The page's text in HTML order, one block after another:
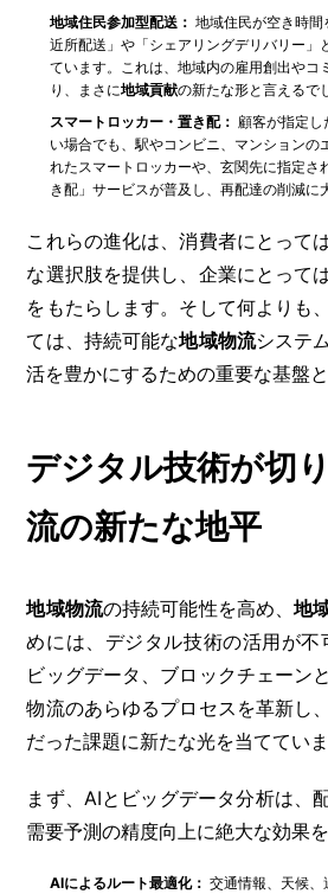
地域住民参加型配送： 地域住民が空き時
近所配送」や「シェアリングデリバリー」
ています。これは、地域内の雇用創出やコ
り、まさに地域貢献の新たな形と言えるで
スマートロッカー・置き配： 顧客が指定
い場合でも、駅やコンビニ、マンションの
れたスマートロッカーや、玄関先に指定さ
き配」サービスが普及し、再配達の削減に
これらの進化は、消費者にとって
な選択肢を提供し、企業にとって
をもたらします。そして何よりも
ては、持続可能な地域物流システ
活を豊かにするための重要な基盤と
デジタル技術が切
流の新たな地平
地域物流の持続可能性を高め、地
めには、デジタル技術の活用が不
ビッグデータ、ブロックチェーン
物流のあらゆるプロセスを革新し
だった課題に新たな光を当てていま
まず、AIとビッグデータ分析は、
需要予測の精度向上に絶大な効果を
AIによるルート最適化： 交通情報、天候、